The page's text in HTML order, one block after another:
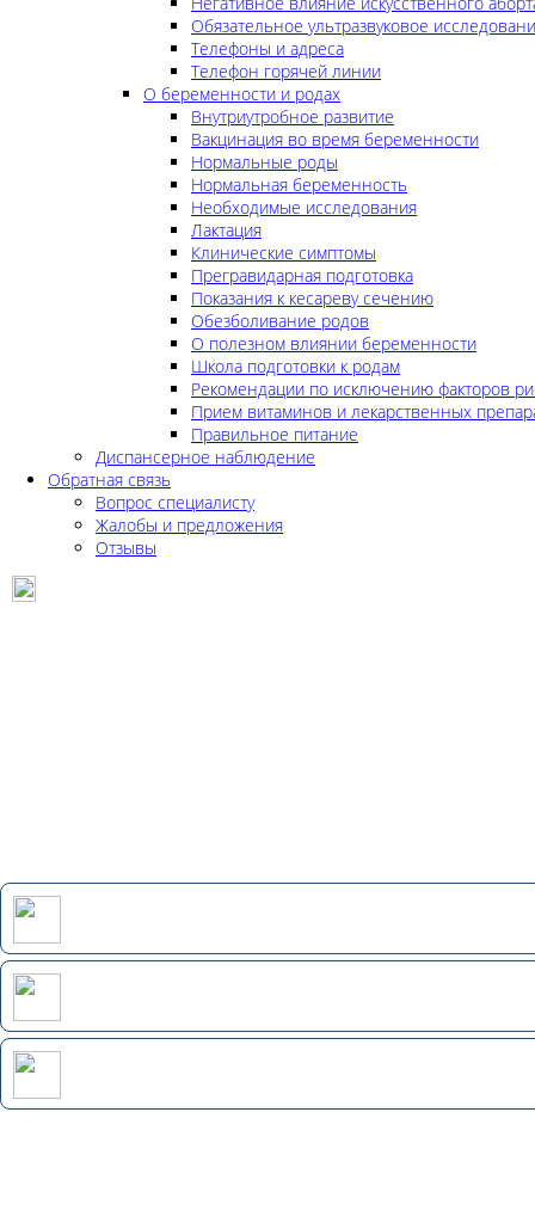
Обязательное ультразвуковое
Телефоны и адреса
Телефон горячей линии
О беременности и родах
Внутриутробное развитие
Вакцинация во время беременности
Нормальные роды
Нормальная беременность
Необходимые исследования
Лактация
Клинические симптомы
Прегравидарная подготовка
Показания к кесареву сечению
Обезболивание родов
О полезном влиянии беременности
Школа подготовки к родам
Рекомендации по исключению факторов
Прием витаминов и лекарственных
Правильное питание
Диспансерное наблюдение
Обратная связь
Вопрос специалисту
Жалобы и предложения
Отзывы